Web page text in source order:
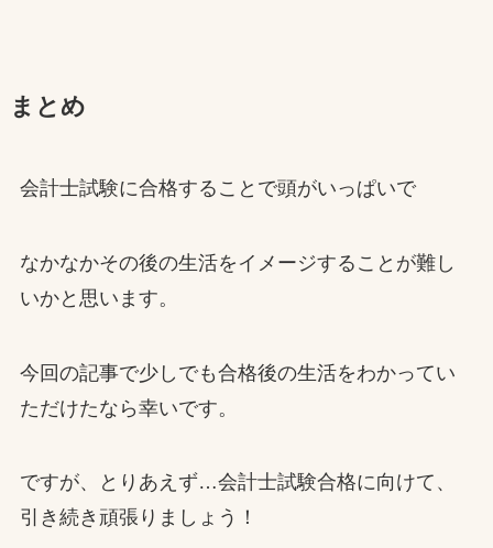
まとめ
会計士試験に合格することで頭がいっぱいで
なかなかその後の生活をイメージすることが難し
いかと思います。
今回の記事で少しでも合格後の生活をわかってい
ただけたなら幸いです。
ですが、とりあえず…会計士試験合格に向けて、
引き続き頑張りましょう！